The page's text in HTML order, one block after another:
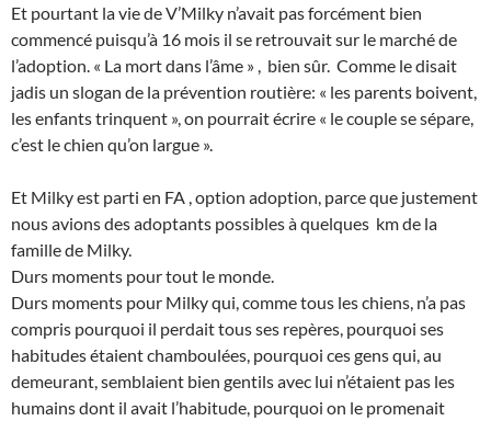
Et pourtant la vie de V’Milky n’avait pas forcément bien
commencé puisqu’à 16 mois il se retrouvait sur le marché de
l’adoption. « La mort dans l’âme » , bien sûr. Comme le disait
jadis un slogan de la prévention routière: « les parents boivent,
les enfants trinquent », on pourrait écrire « le couple se sépare,
c’est le chien qu’on largue ».
Et Milky est parti en FA , option adoption, parce que justement
nous avions des adoptants possibles à quelques km de la
famille de Milky.
Durs moments pour tout le monde.
Durs moments pour Milky qui, comme tous les chiens, n’a pas
compris pourquoi il perdait tous ses repères, pourquoi ses
habitudes étaient chamboulées, pourquoi ces gens qui, au
demeurant, semblaient bien gentils avec lui n’étaient pas les
humains dont il avait l’habitude, pourquoi on le promenait